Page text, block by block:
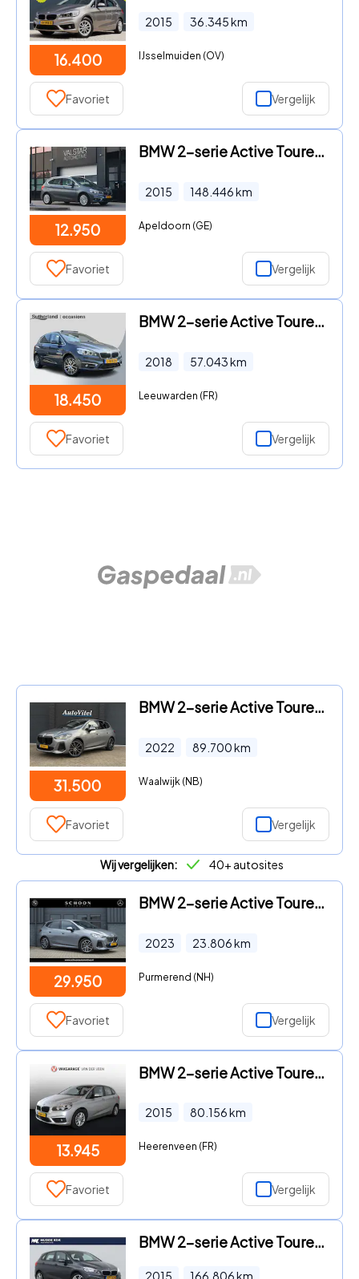
16.400
2015 36.345km
IJsselmuiden (OV)
Favoriet Vergelijk
12.950
BMW 2-serie Active Tourer - 220i Luxury | Trekhaak | Camera | 192 PK
2015 148.446km
Apeldoorn (GE)
Favoriet Vergelijk
18.450
BMW 2-serie Active Tourer - 225xe iPerformance High Executive | PHEV | Panoramadak | Sto
2018 57.043km
Leeuwarden (FR)
Favoriet Vergelijk
31.500
BMW 2-serie Active Tourer - 230e xDrive 326 PK M-Sport | Panodak | Head-up | Memory | Ha
2022 89.700km
Waalwijk (NB)
Favoriet Vergelijk
Wij vergelijken: 40+ autosites
29.950
BMW 2-serie Active Tourer - 218i | M-PAKKET | CAMERA | ORG. NL |
2023 23.806km
Purmerend (NH)
Favoriet Vergelijk
13.945
BMW 2-serie Active Tourer - 218i Essential
2015 80.156km
Heerenveen (FR)
Favoriet Vergelijk
BMW 2-serie Active Tourer - 225i xDrive High Executive | Leder | Stoelverwarming | Camer
2015 166.806km